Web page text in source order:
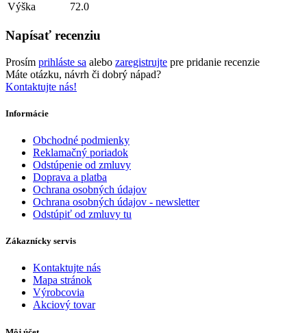
Výška
72.0
Napísať recenziu
Prosím prihláste sa alebo zaregistrujte pre pridanie recenzie
Máte otázku, návrh či dobrý nápad?
Kontaktujte nás!
Informácie
Obchodné podmienky
Reklamačný poriadok
Odstúpenie od zmluvy
Doprava a platba
Ochrana osobných údajov
Ochrana osobných údajov - newsletter
Odstúpiť od zmluvy tu
Zákaznícky servis
Kontaktujte nás
Mapa stránok
Výrobcovia
Akciový tovar